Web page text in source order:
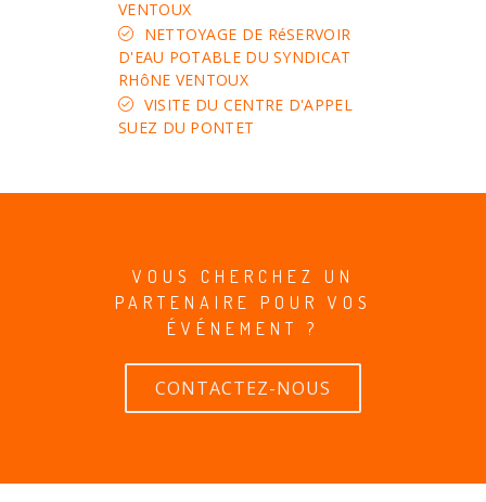
VENTOUX
NETTOYAGE DE RéSERVOIR
D'EAU POTABLE DU SYNDICAT
RHôNE VENTOUX
VISITE DU CENTRE D'APPEL
SUEZ DU PONTET
VOUS CHERCHEZ UN
PARTENAIRE POUR VOS
ÉVÉNEMENT ?
CONTACTEZ-NOUS